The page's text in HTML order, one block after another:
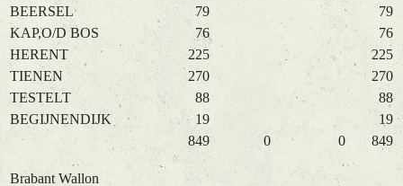
BEERSEL
79
79
KAP,O/D BOS
76
76
HERENT
225
225
TIENEN
270
270
TESTELT
88
88
BEGIJNENDIJK
19
19
849
0 0 849
Brabant Wallon